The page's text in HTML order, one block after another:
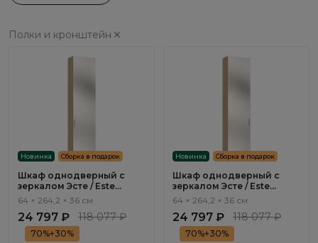
Полки и кронштейн
Новинка Сборка в подарок
Шкаф однодверный с
зеркалом Эсте / Este
SE214.0
64 × 264,2 × 36 см
24 797 ₽ 118 077 ₽
70%+30%
Новинка Сборка в подарок
Шкаф однодверный с
зеркалом Эсте / Este
SE213.0
64 × 264,2 × 36 см
24 797 ₽ 118 077 ₽
70%+30%